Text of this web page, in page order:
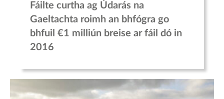
Fáilte curtha ag Údarás na
Gaeltachta roimh an bhfógra go
bhfuil €1 milliún breise ar fáil dó in
2016